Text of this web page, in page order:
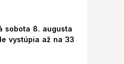
sobota 8. augusta
vystúpia až na 33